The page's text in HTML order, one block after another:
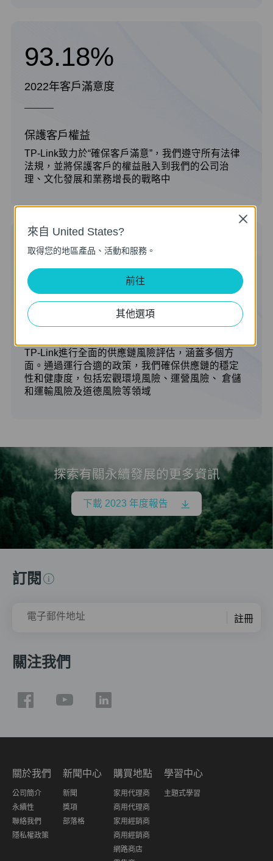
93.18%
2022年客戶滿意度
保護客戶權益
TP-Link致力於“確保客戶滿意”，我們遵守所有法律
法規，並將保護客戶的權益融入到我們的公司治
理、文化發展和業務增長的戰略中
185
供應商培訓實例
TP-Link進行全面的供應鏈風險評估，涵蓋多個方
面。通過運行合適的政策，我們確保供應鏈的穩定
性和健康度，包括宏觀環境風險、運營風險、 倉儲
和運輸風險及道德風險等領域
探索有關永續發展的更多資訊
下載 2023 年度報告
訂閱
電子郵件地址 註冊
關注我們
關於我們
公司簡介
永續性
聯絡我們
隱私權政策
新聞中心
新聞
獎項
部落格
購買地點
家用代理商
商用代理商
家用經銷商
商用經銷商
網路商店
學習中心
主題式學習
來自 United States?
取得您的地區產品、活動和服務。
前往
其他選項
Close